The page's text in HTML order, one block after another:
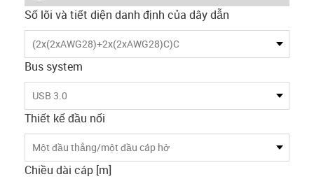
Số lõi và tiết diện danh định của dây dẫn
(2x(2xAWG28)+2x(2xAWG28)C)C
Bus system
USB 3.0
Thiết kế đầu nối
Một đầu thẳng/một đầu cáp hở
Chiều dài cáp [m]